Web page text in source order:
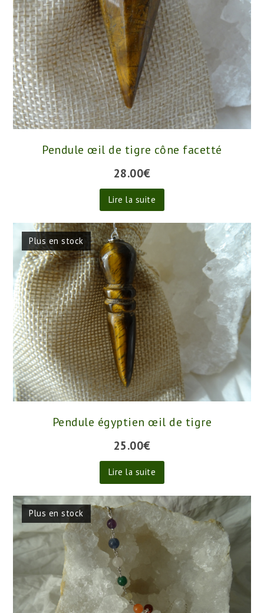
Pendule œil de tigre cône facetté
28.00€
Lire la suite
Plus en stock
Pendule égyptien œil de tigre
25.00€
Lire la suite
Plus en stock